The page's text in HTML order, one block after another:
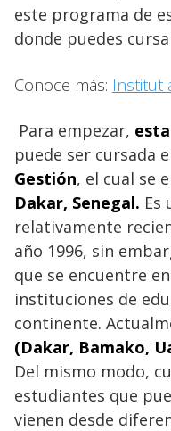
este programa de
donde puedes
Conoce más: Institut
Para empezar,
puede ser cursada
Gestión, el cual se
Dakar, Senegal. Es
relativamente
año 1996, sin
que se encuentre
instituciones de
continente.
(Dakar, Bamako,
Del mismo modo,
estudiantes que
vienen desde